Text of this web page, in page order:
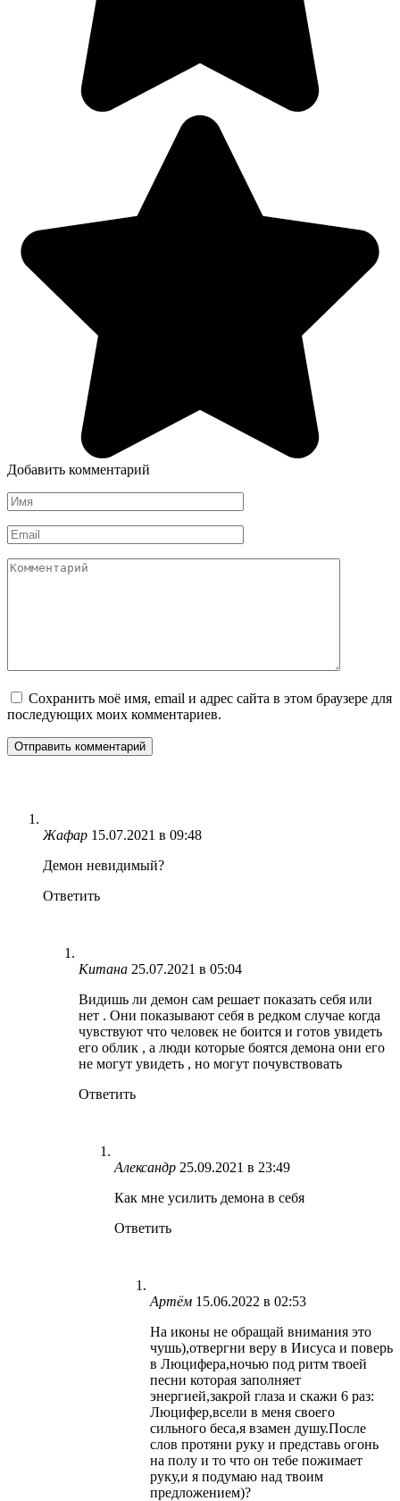
Добавить комментарий
Имя
*
Email
*
Комментарий
Сохранить моё имя, email и адрес сайта в этом браузере для
последующих моих комментариев.
Жафар 15.07.2021 в 09:48
Демон невидимый?
Ответить
Китана 25.07.2021 в 05:04
Видишь ли демон сам решает показать себя или
нет . Они показывают себя в редком случае когда
чувствуют что человек не боится и готов увидеть
его облик , а люди которые боятся демона они его
не могут увидеть , но могут почувствовать
Ответить
Александр 25.09.2021 в 23:49
Как мне усилить демона в себя
Ответить
Артём 15.06.2022 в 02:53
На иконы не обращай внимания это
чушь),отвергни веру в Иисуса и поверь
в Люцифера,ночью под ритм твоей
песни которая заполняет
энергией,закрой глаза и скажи 6 раз:
Люцифер,всели в меня своего
сильного беса,я взамен душу.После
слов протяни руку и представь огонь
на полу и то что он тебе пожимает
руку,и я подумаю над твоим
предложением)?